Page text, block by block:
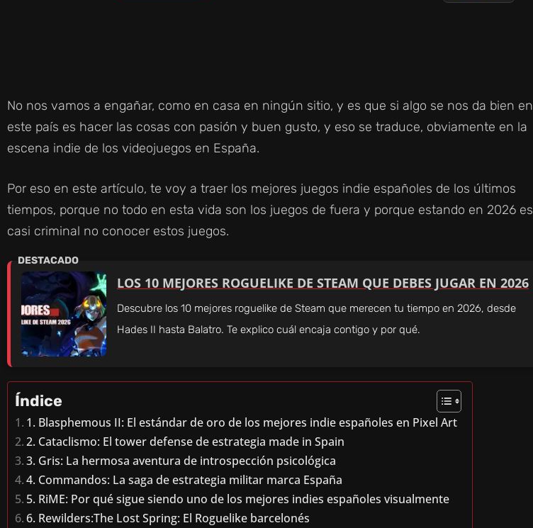
No nos vamos a engañar, como en casa en ningún sitio, y es que si algo se nos da bien en
este país es hacer las cosas con pasión y buen gusto, y eso se traduce, obviamente en la
escena indie de los videojuegos en España.
Por eso en este artículo, te voy a traer los mejores juegos indie españoles de los últimos
tiempos, porque no todo en esta vida son los juegos de fuera y porque estando en 2026 es
casi criminal no conocer estos juegos.
LOS 10 MEJORES ROGUELIKE DE STEAM QUE DEBES JUGAR EN 2026
Descubre los 10 mejores roguelike de Steam que merecen tu tiempo en 2026, desde
Hades II hasta Balatro. Te explico cuál encaja contigo y por qué.
Índice
1. Blasphemous II: El estándar de oro de los mejores indie españoles en Pixel Art
2. Cataclismo: El tower defense de estrategia made in Spain
3. Gris: La hermosa aventura de introspección psicológica
4. Commandos: La saga de estrategia militar marca España
5. RiME: Por qué sigue siendo uno de los mejores indies españoles visualmente
6. Rewilders:The Lost Spring: El Roguelike barcelonés